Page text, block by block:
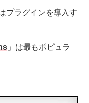
プラグインを導入す
」は最もポピュラ